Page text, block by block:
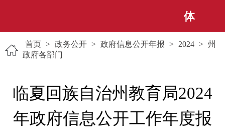
体
首页 > 政务公开 > 政府信息公开年报 > 2024 > 州
政府各部门
临夏回族自治州教育局2024
年政府信息公开工作年度报